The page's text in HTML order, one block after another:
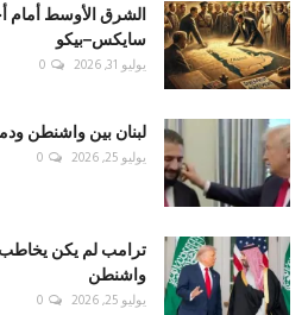
الشرق الأوسط أمام
سايكس–بيكو
يوليو 31, 2026 0
لبنان بين واشنطن
يوليو 25, 2026 0
ترامب لم يكن
واشنطن
يوليو 25, 2026 0